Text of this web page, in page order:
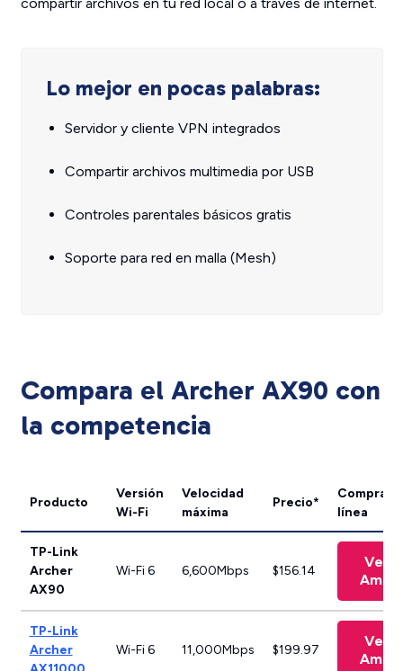
Lo mejor en pocas palabras:
Servidor y cliente VPN integrados
Compartir archivos multimedia por USB
Controles parentales básicos gratis
Soporte para red en malla (Mesh)
Compara el Archer AX90 con
la competencia
Producto
Versión
Wi-Fi
Velocidad
máxima
Precio*
Comprar
línea
TP-Link
Archer
AX90
Wi-Fi 6 6,600Mbps $156.14
Ver
TP-Link
Archer
Wi-Fi 6 11,000Mbps $199.97
Ver